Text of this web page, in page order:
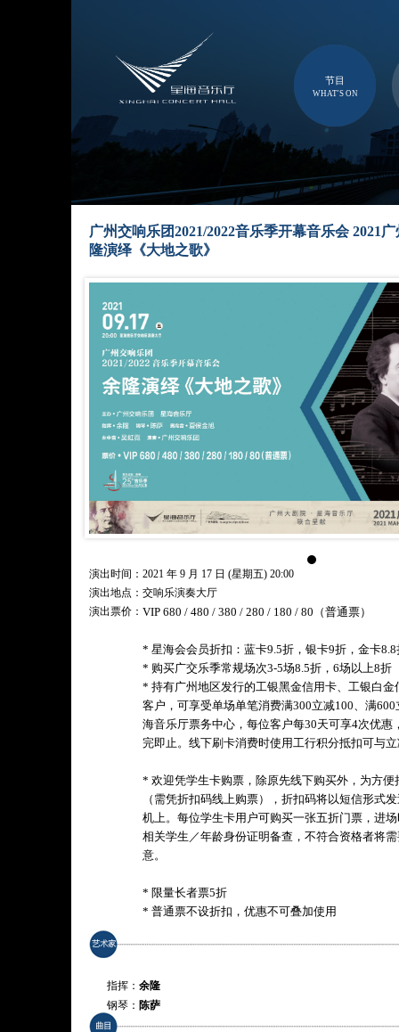
节目
WHAT'S ON
广州交响乐团2021/2022音乐季开幕音乐会 2021
隆演绎《大地之歌》
演出时间：2021 年 9 月 17 日 (星期五) 20:00
演出地点：交响乐演奏大厅
演出票价： VIP 680 / 480 / 380 / 280 / 180 / 80（普通票）
* 星海会会员折扣：蓝卡9.5折，银卡9折，金卡8.8
* 购买广交乐季常规场次3-5场8.5折，6场以上8折
* 持有广州地区发行的工银黑金信用卡、工银白
客户，可享受单场单笔消费满300立减100、满
海音乐厅票务中心，每位客户每30天可享4次优惠
完即止。线下刷卡消费时使用工行积分抵扣可与
* 欢迎凭学生卡购票，除原先线下购买外，为方
（需凭折扣码线上购票），折扣码将以短信形式
机上。每位学生卡用户可购买一张五折门票，进
相关学生／年龄身份证明备查，不符合资格者将
意。
* 限量长者票5折
* 普通票不设折扣，优惠不可叠加使用
指挥： 余隆
钢琴： 陈萨
男高音：夏侯金旭